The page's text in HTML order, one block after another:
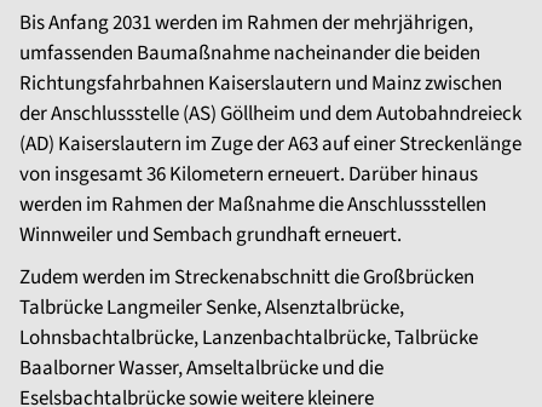
Bis Anfang 2031 werden im Rahmen der mehrjährigen,
umfassenden Baumaßnahme nacheinander die beiden
Richtungsfahrbahnen Kaiserslautern und Mainz zwischen
der Anschlussstelle (AS) Göllheim und dem Autobahndreieck
(AD) Kaiserslautern im Zuge der A63 auf einer Streckenlänge
von insgesamt 36 Kilometern erneuert. Darüber hinaus
werden im Rahmen der Maßnahme die Anschlussstellen
Winnweiler und Sembach grundhaft erneuert.
Zudem werden im Streckenabschnitt die Großbrücken
Talbrücke Langmeiler Senke, Alsenztalbrücke,
Lohnsbachtalbrücke, Lanzenbachtalbrücke, Talbrücke
Baalborner Wasser, Amseltalbrücke und die
Eselsbachtalbrücke sowie weitere kleinere